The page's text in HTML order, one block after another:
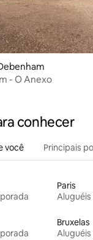
- O Anexo
conhecer
você Principais
Paris
Bruxelas